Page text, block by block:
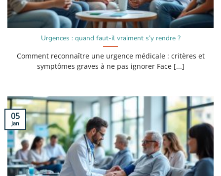
Urgences : quand faut-il vraiment s’y rendre ?
Comment reconnaître une urgence médicale : critères et
symptômes graves à ne pas ignorer Face [...]
05
Jan